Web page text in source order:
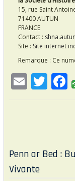
15, rue Saint
71400 AUTUN
FRANCE
Contact :
Site : Site internet
Remarque : Ce
E T F
Penn ar Bed :
Vivante